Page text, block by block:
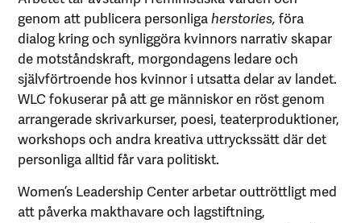
genom att publicera personligaherstories, föra
dialog kring och synliggöra kvinnors narrativ skapar
de motståndskraft, morgondagens ledare och
självförtroende hos kvinnor i utsatta delar av landet.
WLC fokuserar på att ge människor en röst genom
arrangerade skrivarkurser, poesi, teaterproduktioner,
workshops och andra kreativa uttryckssätt där det
personliga alltid får vara politiskt.
Women’s Leadership Center arbetar outtröttligt med
att påverka makthavare och lagstiftning,